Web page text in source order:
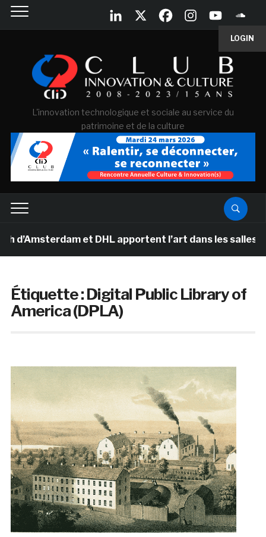
LOGIN
L'innovation technologique et sociale au service du
patrimoine et de la culture
et DHL apportent l’art dans les salles de
Étiquette :Digital Public Library of
America (DPLA)